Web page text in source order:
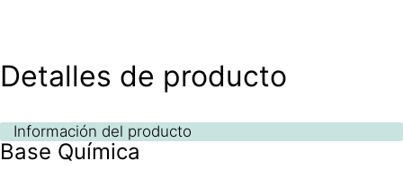
Detalles de producto
Información del producto
Base Química